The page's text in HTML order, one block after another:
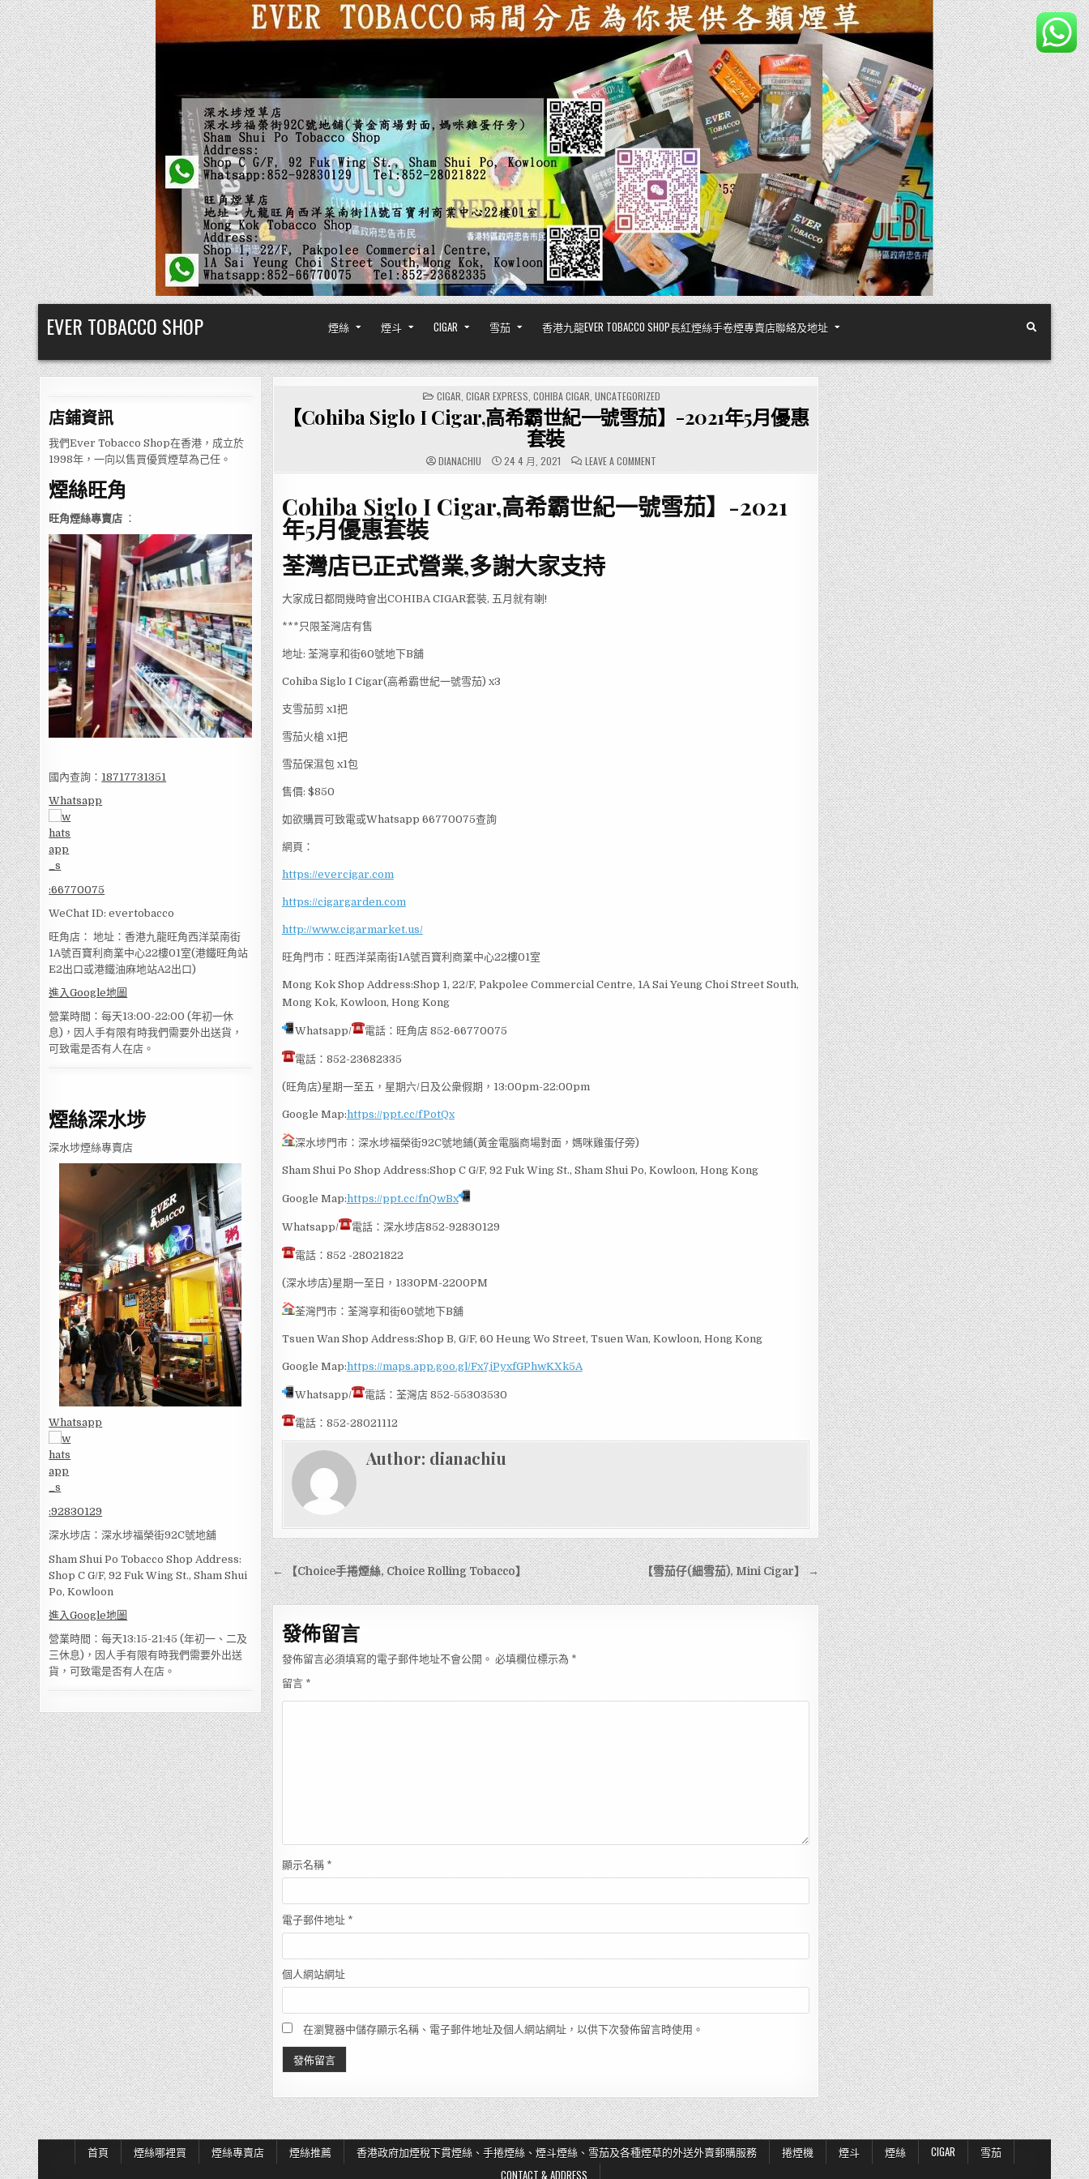
Skip
to
content
EVER TOBACCO SHOP 煙絲 煙斗 CIGAR 雪茄 香港九龍EVER TOBACCO SHOP長紅煙絲手卷煙專賣店聯絡及地址
店鋪資訊
我們Ever Tobacco Shop在香港，成立於
1998年，一向以售買優質煙草為己任。
煙絲旺角
旺角煙絲專賣店 ：
國內查詢： 18717731351
Whatsapp
:66770075
WeChat ID: evertobacco
旺角店： 地址：香港九龍旺角西洋菜南街
1A號百寶利商業中心22樓01室(港鐵旺角站
E2出口或港鐵油麻地站A2出口)
進入Google地圖
營業時間：每天13:00-22:00 (年初一休
息)，因人手有限有時我們需要外出送貨，
可致電是否有人在店。
煙絲深水埗
深水埗煙絲專賣店
Whatsapp
:92830129
深水埗店：深水埗福榮街92C號地舖
Sham Shui Po Tobacco Shop Address:
Shop C G/F, 92 Fuk Wing St., Sham Shui
Po, Kowloon
進入Google地圖
營業時間：每天13:15-21:45 (年初一、二及
三休息)，因人手有限有時我們需要外出送
貨，可致電是否有人在店。
POSTED
IN
CIGAR CIGAR EXPRESS COHIBA CIGAR UNCATEGORIZED
【Cohiba Siglo I Cigar,高希霸世紀一號雪茄】-2021年5月優惠
套裝
DIANACHIU 24 4 月, 2021 LEAVE A COMMENT
【COHIBA
CIGAR,
高
希
Cohiba Siglo I Cigar,高希霸世紀一號雪茄】-2021
年5月優惠套裝
荃灣店已正式營業,多謝大家支持
大家成日都問幾時會出COHIBA CIGAR套裝, 五月就有喇!
***只限荃灣店有售
地址: 荃灣享和街60號地下B舖
Cohiba Siglo I Cigar(高希霸世紀一號雪茄) x3
支雪茄剪 x1把
雪茄火槍 x1把
雪茄保濕包 x1包
售價: $850
如欲購買可致電或Whatsapp 66770075查詢
網頁：
https://evercigar.com
https://cigargarden.com
http://www.cigarmarket.us/
旺角門市：旺西洋菜南街1A號百寶利商業中心22樓01室
Mong Kok Shop Address:Shop 1, 22/F, Pakpolee Commercial Centre, 1A Sai Yeung Choi Street South,
Mong Kok, Kowloon, Hong Kong
Whatsapp/ 電話：旺角店 852-66770075
電話：852-23682335
(旺角店)星期一至五，星期六/日及公衆假期，13:00pm-22:00pm
Google Map:https://ppt.cc/fPotQx
深水埗門市：深水埗福榮街92C號地鋪(黃金電腦商場對面，媽咪雞蛋仔旁)
Sham Shui Po Shop Address:Shop C G/F, 92 Fuk Wing St., Sham Shui Po, Kowloon, Hong Kong
Google Map:https://ppt.cc/fnQwBx
Whatsapp/ 電話：深水埗店852-92830129
電話：852 -28021822
(深水埗店)星期一至日，1330PM-2200PM
荃灣門市：荃灣享和街60號地下B舖
Tsuen Wan Shop Address:Shop B, G/F, 60 Heung Wo Street, Tsuen Wan, Kowloon, Hong Kong
Google Map:https://maps.app.goo.gl/Fx7jPyxfGPhwKXk5A
Whatsapp/ 電話：荃灣店 852-55303530
電話：852-28021112
Author: dianachiu
文
章
導
覽
【雪茄仔(細雪茄), Mini Cigar】 →
← 【Choice手捲煙絲, Choice Rolling Tobacco】
發佈留言
發佈留言必須填寫的電子郵件地址不會公開。 必填欄位標示為 *
留言 *
顯示名稱 *
電子郵件地址 *
個人網站網址
在瀏覽器中儲存顯示名稱、電子郵件地址及個人網站網址，以供下次發佈留言時使用。
首頁 煙絲哪裡買 煙絲專賣店 煙絲推薦 香港政府加煙稅下貫煙絲、手捲煙絲、煙斗煙絲、雪茄及各種煙草的外送外賣郵購服務 捲煙機 煙斗 煙絲 CIGAR
雪茄
CONTACT & ADDRESS